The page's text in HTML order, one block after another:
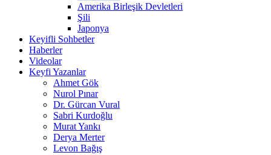
Amerika Birleşik Devletleri
Şili
Japonya
Keyifli Sohbetler
Haberler
Videolar
Keyfi Yazanlar
Ahmet Gök
Nurol Pınar
Dr. Gürcan Vural
Sabri Kurdoğlu
Murat Yankı
Derya Merter
Levon Bağış